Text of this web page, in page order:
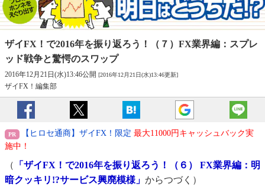
ザイFX！で2016年を振り返ろう！（７） FX業界編：スプレ
ッド戦争と驚愕のスワップ
2016年12月21日(水)13:46公開 [2016年12月21日(水)13:46更新]
ザイFX！編集部
【ヒロセ通商】ザイFX！限定 最大11000円キャッシュバック実
施中！
（
「ザイFX！で2016年を振り返ろう！（６） FX業界編：明
暗クッキリ!?サービス興廃模様」 からつづく）